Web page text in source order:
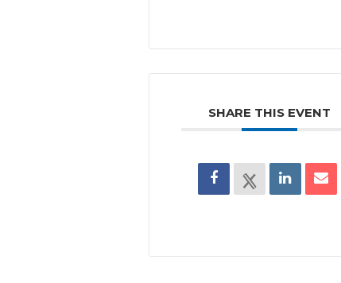
SHARE THIS EVENT